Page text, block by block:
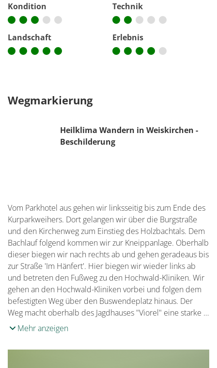
Kondition Technik
Landschaft Erlebnis
Wegmarkierung
Heilklima Wandern in Weiskirchen -
Beschilderung
Vom Parkhotel aus gehen wir linksseitig bis zum Ende des
Kurparkweihers. Dort gelangen wir über die Burgstraße
und den Kirchenweg zum Einstieg des Holzbachtals. Dem
Bachlauf folgend kommen wir zur Kneippanlage. Oberhalb
dieser biegen wir nach rechts ab und gehen geradeaus bis
zur Straße 'Im Hänfert'. Hier biegen wir wieder links ab
und betreten den Fußweg zu den Hochwald-Kliniken. Wir
gehen an den Hochwald-Kliniken vorbei und folgen dem
befestigten Weg über den Buswendeplatz hinaus. Der
Weg macht oberhalb des Jagdhauses "Viorel" eine starke …
Mehr anzeigen